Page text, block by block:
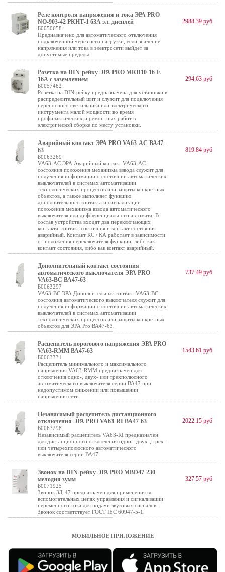
Реле контроля напряжения и тока ЭРА PRO
NO-903-42 РКНТ-1 63А эл. дисплей
Б0050658
Предназначено для автоматического отключения
подключенной через него нагрузки, если значение
напряжения или тока в электросети выйдет за
допустимые пределы.
2988.39 руб
Розетка на DIN-рейку ЭРА PRO MRD10-16-E
16А с заземлением
Б0057482
Розетка на DIN-рейку предназначена для установки в
распределительный щит и служит для подключения
переносного светильника или электрического
инструмента малой мощности во время
профилактических и ремонтных работ в
электрической сборке по месту установки.
294.63 руб
Аварийный контакт ЭРА PRO VA63-AC ВА47-
63
Б0063269
VA63-AC ЭРА Аварийный контакт VA63-AC
состояния положения механизма взвода служит для
получения информации о состоянии автоматических
выключателей в системах автоматизации
технологических процессов или защиты конкретных
объектов, а также выполняет функцию
дополнительного контакта и сигнализации
положения механизма взвода автоматического
выключателя или дифференциального автомата. В
состав устройства входят два переключающих
контакта: контакт состояния и контакт состояния
аварийный. Контакт КС / КА работает в зависимости
от положения переключателя функции, либо как
контакт состояния, либо как контакт аварийный.
819.84 руб
Дополнительный контакт состояния
автоматического выключателя ЭРА PRO
VA63-BC ВА47-63
Б0063297
VA63-BC ЭРА Дополнительный контакт VA63-BC
состояния автоматического выключателя служит для
получения информации о состоянии автоматических
выключателей в системах автоматизации
технологических процессов или защиты конкретных
объектов для ЭРА Pro ВА47-63.
737.49 руб
Расцепитель порогового напряжения ЭРА PRO
VA63-RMM ВА47-63
Б0063331
Расцепитель минимального и максимального
напряжения VA63-RMM предназначен для
отключения одно-, двух- или трехполюсного
автоматического выключателя серии ВА47 при
недопустимом снижении или повышении
напряжения сети.
1543.61 руб
Независимый расцепитель дистанционного
отключения ЭРА PRO VA63-RI ВА47-63
Б0063298
Независимый расцепитель VA63-RI предназначен
для дистанционного отключения одно-, двух-, трех-
или четырехполюсного автоматического
выключателя серии ВА47.
2022.15 руб
Звонок на DIN-рейку ЭРА PRO MBD47-230
мелодия зумм
Б0071925
Звонок ЗД-47 предназначен для применения во
вспомогательных цепях управления и сигнализации
переменного тока для подачи звуковых сигналов.
Звонок соответствует ГОСТ IEC 60947-5-1.
327.57 руб
МОБИЛЬНОЕ ПРИЛОЖЕНИЕ